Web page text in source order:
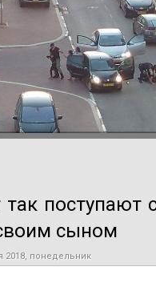
так поступают
сыном
2018, понедельник